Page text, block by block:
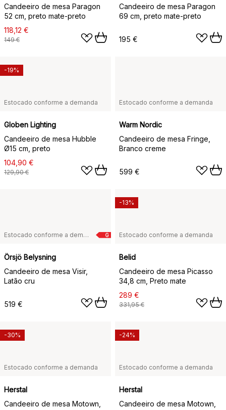
Candeeiro de mesa Paragon
52 cm, preto mate-preto
118,12 €
149 €
Candeeiro de mesa Paragon
69 cm, preto mate-preto
195 €
Estocado conforme a demanda
Globen Lighting
Candeeiro de mesa Hubble
Ø15 cm, preto
104,90 €
129,90 €
-19%
Estocado conforme a demanda
Warm Nordic
Candeeiro de mesa Fringe,
Branco creme
599 €
G
Estocado conforme a demanda
Örsjö Belysning
Candeeiro de mesa Visir,
Latão cru
519 €
Estocado conforme a demanda
Belid
Candeeiro de mesa Picasso
34,8 cm, Preto mate
289 €
331,95 €
-13%
Estocado conforme a demanda
Herstal
Candeeiro de mesa Motown,
-30%
Estocado conforme a demanda
Herstal
Candeeiro de mesa Motown,
-24%